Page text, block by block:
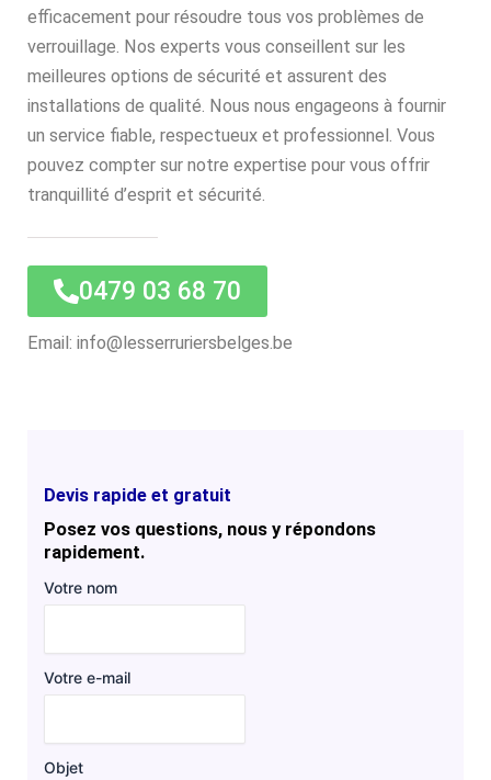
efficacement pour résoudre tous vos problèmes de
verrouillage. Nos experts vous conseillent sur les
meilleures options de sécurité et assurent des
installations de qualité. Nous nous engageons à fournir
un service fiable, respectueux et professionnel. Vous
pouvez compter sur notre expertise pour vous offrir
tranquillité d’esprit et sécurité.
0479 03 68 70
Email: info@lesserruriersbelges.be
Devis rapide et gratuit
Posez vos questions, nous y répondons
rapidement.
Votre nom
Votre e-mail
Objet